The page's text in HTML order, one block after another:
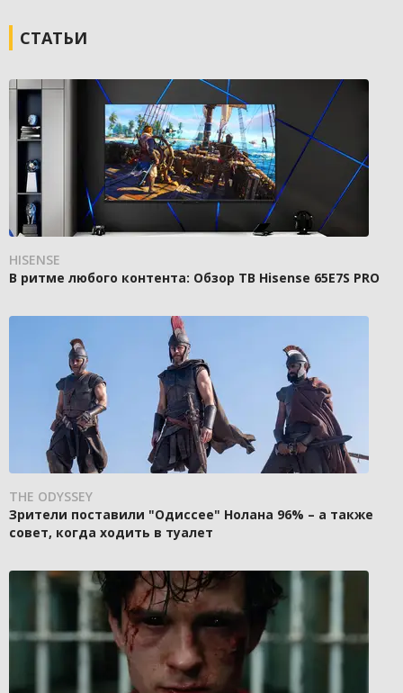
СТАТЬИ
HISENSE
В ритме любого контента: Обзор ТВ Hisense 65E7S PRO
THE ODYSSEY
Зрители поставили "Одиссее" Нолана 96% – а также
совет, когда ходить в туалет